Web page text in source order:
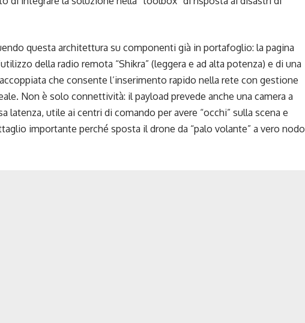
questa architettura su componenti già in portafoglio: la pagina
della radio remota “Shikra” (leggera e ad alta potenza) e di una
che consente l’inserimento rapido nella rete con gestione
Non è solo connettività: il payload prevede anche una camera a
latenza, utile ai centri di comando per avere “occhi” sulla scena e
importante perché sposta il drone da “palo volante” a vero nodo